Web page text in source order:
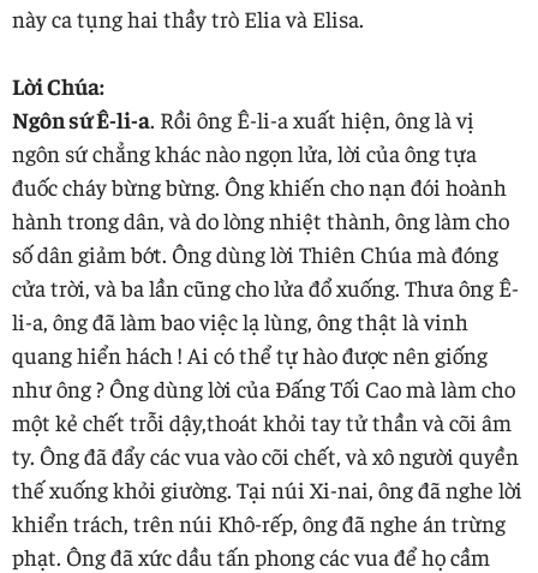
này ca tụng hai thầy trò Elia và Elisa.
Lời Chúa:
Ngôn sứ Ê-li-a. Rồi ông Ê-li-a xuất hiện, ông là vị
ngôn sứ chẳng khác nào ngọn lửa, lời của ông tựa
đuốc cháy bừng bừng. Ông khiến cho nạn đói hoành
hành trong dân, và do lòng nhiệt thành, ông làm cho
số dân giảm bớt. Ông dùng lời Thiên Chúa mà đóng
cửa trời, và ba lần cũng cho lửa đổ xuống. Thưa ông Ê-
li-a, ông đã làm bao việc lạ lùng, ông thật là vinh
quang hiển hách ! Ai có thể tự hào được nên giống
như ông ? Ông dùng lời của Đấng Tối Cao mà làm cho
một kẻ chết trỗi dậy,thoát khỏi tay tử thần và cõi âm
ty. Ông đã đẩy các vua vào cõi chết, và xô người quyền
thế xuống khỏi giường. Tại núi Xi-nai, ông đã nghe lời
khiển trách, trên núi Khô-rếp, ông đã nghe án trừng
phạt. Ông đã xức dầu tấn phong các vua để họ cầm